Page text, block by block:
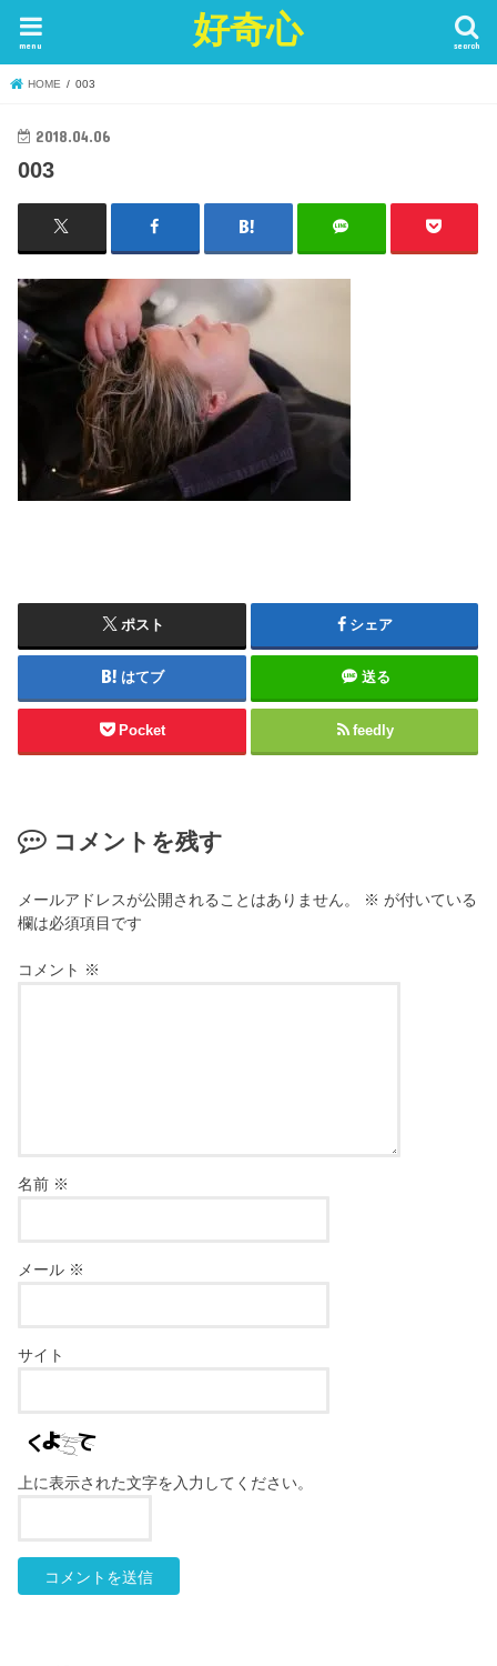
好奇心 search
menu
HOME 003
2018.04.06
003
ポスト シェア
はてブ 送る
Pocket feedly
コメントを残す
メールアドレスが公開されることはありません。 ※ が付いている
欄は必須項目です
コメント ※
名前 ※
メール ※
サイト
上に表示された文字を入力してください。